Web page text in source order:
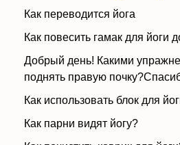
Как переводится йога
Как повесить гамак для йоги
Добрый день! Какими
поднять правую
Как использовать блок для
Как парни видят йогу?